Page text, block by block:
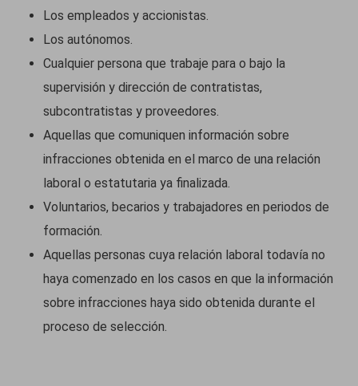
Los empleados y accionistas.
Los autónomos.
Cualquier persona que trabaje para o bajo la
supervisión y dirección de contratistas,
subcontratistas y proveedores.
Aquellas que comuniquen información sobre
infracciones obtenida en el marco de una relación
laboral o estatutaria ya finalizada.
Voluntarios, becarios y trabajadores en periodos de
formación.
Aquellas personas cuya relación laboral todavía no
haya comenzado en los casos en que la información
sobre infracciones haya sido obtenida durante el
proceso de selección.